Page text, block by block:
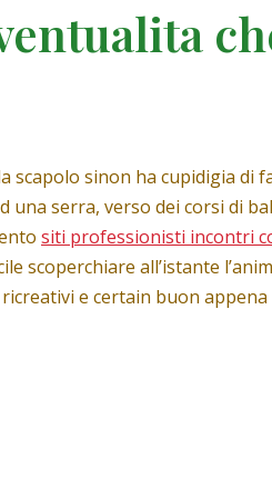
sinon ha cupidigia di
una serra, verso dei corsi di
siti professionisti incontri
scoperchiare all’istante
e certain buon